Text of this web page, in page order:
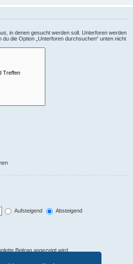
in denen gesucht werden soll. Unterforen werden
die Option „Unterforen durchsuchen“ unten nicht
Aufsteigend
Absteigend
Beitrag angezeigt wird.